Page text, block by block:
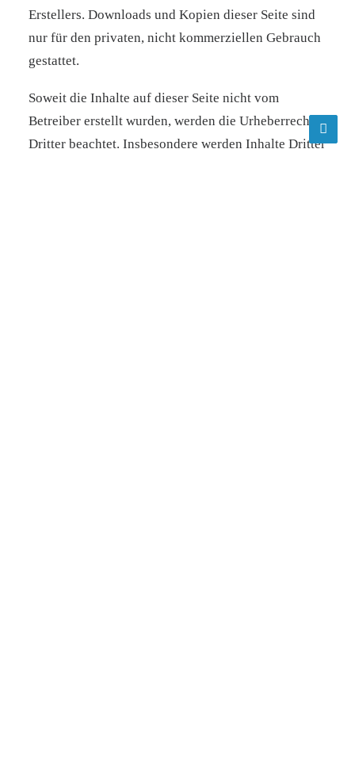
Erstellers. Downloads und Kopien dieser Seite sind
nur für den privaten, nicht kommerziellen Gebrauch
gestattet.
Soweit die Inhalte auf dieser Seite nicht vom
Betreiber erstellt wurden, werden die Urheberrechte
Dritter beachtet. Insbesondere werden Inhalte Dritter